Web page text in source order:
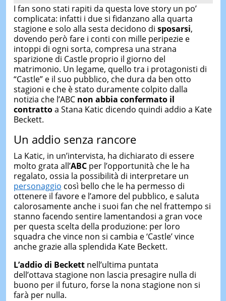
I fan sono stati rapiti da questa love story un po’
complicata: infatti i due si fidanzano alla quarta
stagione e solo alla sesta decidono di sposarsi,
dovendo però fare i conti con mille peripezie e
intoppi di ogni sorta, compresa una strana
sparizione di Castle proprio il giorno del
matrimonio. Un legame, quello tra i protagonisti di
“Castle” e il suo pubblico, che dura da ben otto
stagioni e che è stato duramente colpito dalla
notizia che l’ABC non abbia confermato il
contrattoa Stana Katic dicendo quindi addio a Kate
Beckett.
Un addio senza rancore
La Katic, in un’intervista, ha dichiarato di essere
molto grata all’ABCper l’opportunità che le ha
regalato, ossia la possibilità di interpretare un
personaggio così bello che le ha permesso di
ottenere il favore e l’amore del pubblico, e saluta
calorosamente anche i suoi fan che nel frattempo si
stanno facendo sentire lamentandosi a gran voce
per questa scelta della produzione: per loro
squadra che vince non si cambia e ‘Castle’ vince
anche grazie alla splendida Kate Beckett.
L’addio di Beckettnell’ultima puntata
dell’ottava stagione non lascia presagire nulla di
buono per il futuro, forse la nona stagione non si
farà per nulla.